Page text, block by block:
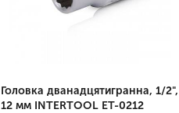
Головка дванадцятигранна, 1/2",
12 мм INTERTOOL ET-0212